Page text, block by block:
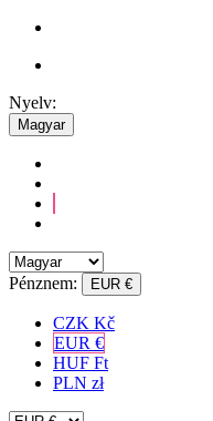
Nyelv:
Magyar
Pénznem: EUR €
CZK Kč
EUR €
HUF Ft
PLN zł